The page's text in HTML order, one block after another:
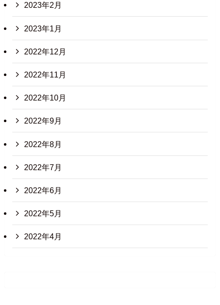
2023年2月
2023年1月
2022年12月
2022年11月
2022年10月
2022年9月
2022年8月
2022年7月
2022年6月
2022年5月
2022年4月